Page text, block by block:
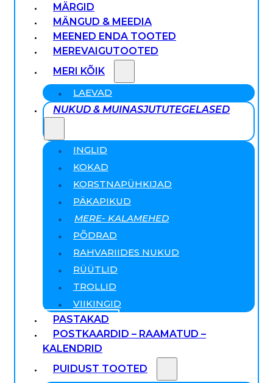
MÄRGID
MÄNGUD & MEEDIA
MEENED ENDA TOOTED
MEREVAIGUTOOTED
MERI KÕIK
LAEVAD
NUKUD & MUINASJUTUTEGELASED
INGLID
KOKAD
KORSTNAPÜHKIJAD
PÄKAPIKUD
MERE- KALAMEHED
PÕDRAD
RAHVARIIDES NUKUD
RÜÜTLID
TROLLID
VIIKINGID
PASTAKAD
POSTKAARDID – RAAMATUD –
KALENDRID
PUIDUST TOOTED